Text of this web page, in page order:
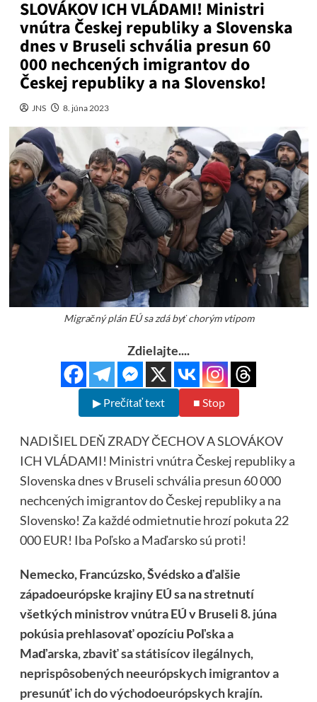
SLOVÁKOV ICH VLÁDAMI! Ministri
vnútra Českej republiky a Slovenska
dnes v Bruseli schvália presun 60
000 nechcených imigrantov do
Českej republiky a na Slovensko!
JNS 8. júna 2023
Migračný plán EÚ sa zdá byť chorým vtipom
Zdielajte....
▶ Prečítať text ■ Stop
NADIŠIEL DEŇ ZRADY ČECHOV A SLOVÁKOV
ICH VLÁDAMI! Ministri vnútra Českej republiky a
Slovenska dnes v Bruseli schvália presun 60 000
nechcených imigrantov do Českej republiky a na
Slovensko! Za každé odmietnutie hrozí pokuta 22
000 EUR! Iba Poľsko a Maďarsko sú proti!
Nemecko, Francúzsko, Švédsko a ďalšie
západoeurópske krajiny EÚ sa na stretnutí
všetkých ministrov vnútra EÚ v Bruseli 8. júna
pokúsia prehlasovať opozíciu Poľska a
Maďarska,zbaviť sa státisícov ilegálnych,
neprispôsobených neeurópskych imigrantov a
presunúť ich do východoeurópskych krajín.